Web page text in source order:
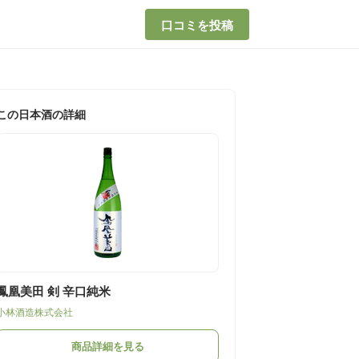
口コミを投稿
の日本酒の詳細
凰美田 剣 辛口純米
林酒造株式会社
商品詳細を見る